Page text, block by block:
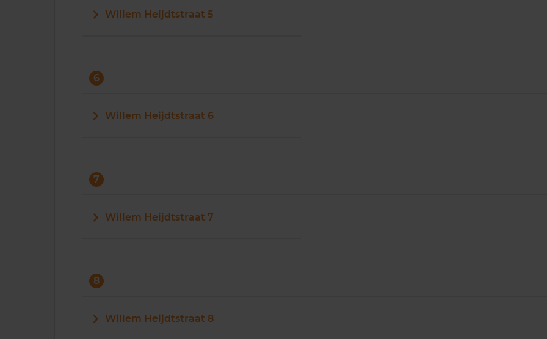
Willem Heijdtstraat 5
6
Willem Heijdtstraat 6
7
Willem Heijdtstraat 7
8
Willem Heijdtstraat 8